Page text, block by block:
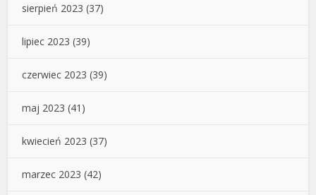
sierpień 2023 (37)
lipiec 2023 (39)
czerwiec 2023 (39)
maj 2023 (41)
kwiecień 2023 (37)
marzec 2023 (42)